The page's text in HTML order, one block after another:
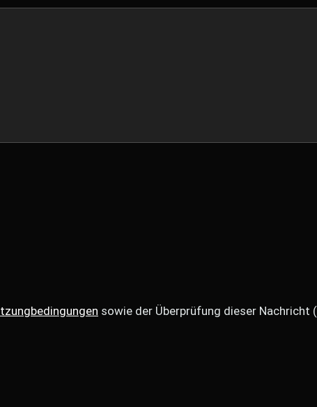
sowie der Überprüfung dieser Nachricht